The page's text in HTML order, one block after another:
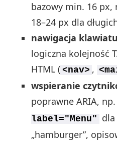
bazowy min. 16 px,
18–24 px dla
nawigacja
logiczna kolejność
HTML ( <nav> ,
wspieranie
poprawne ARIA, np.
label="Menu"
„hamburger”,